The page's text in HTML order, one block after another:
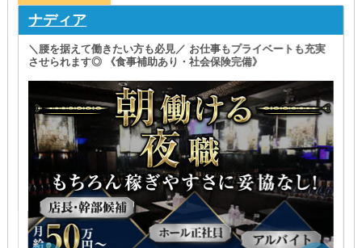
ナディア
＼腰を据えて働きたい方も必見／ お仕事もプライベートも充実
させられます◎ 《食事補助あり・社会保険完備》